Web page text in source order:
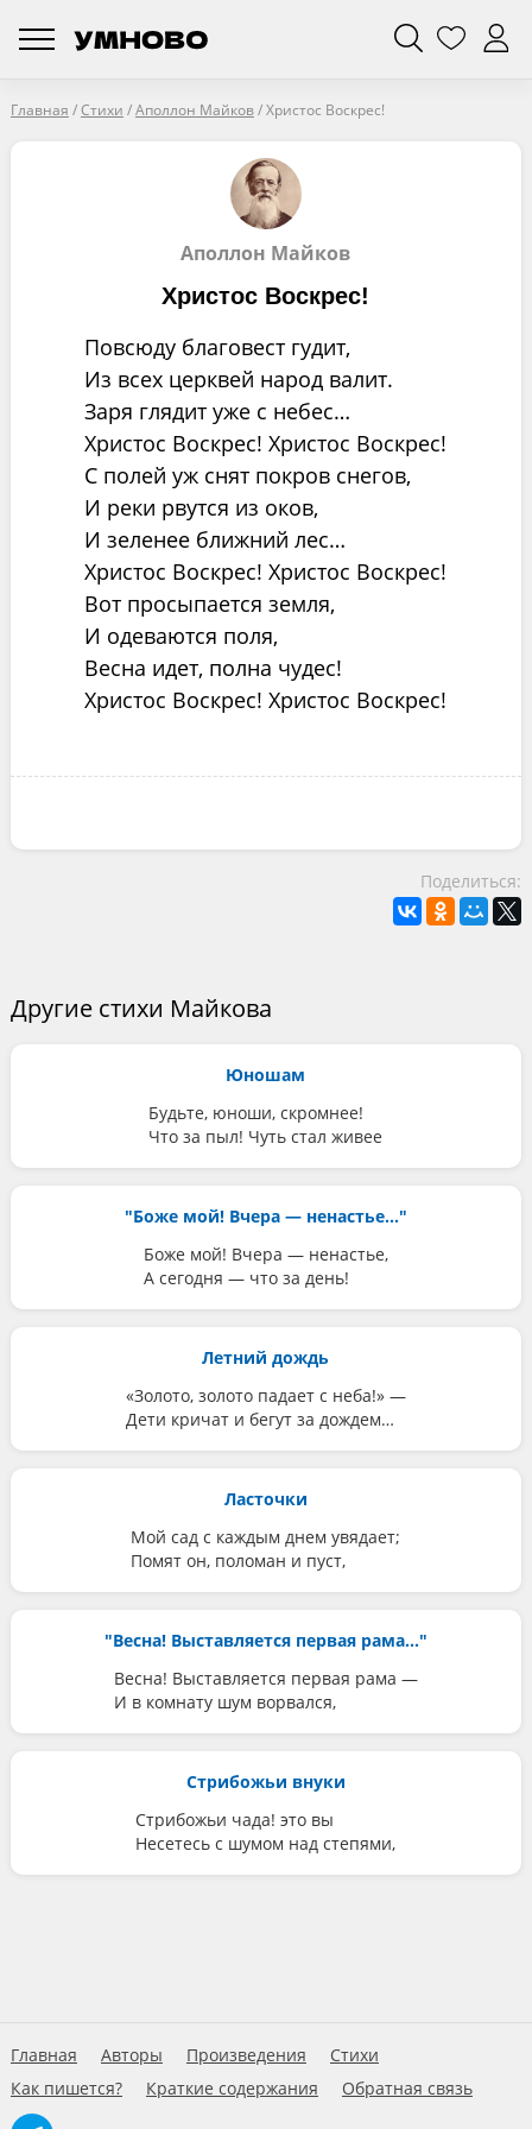
Главная /Стихи /Аполлон Майков/Христос Воскрес!
Аполлон Майков
Христос Воскрес!
Повсюду благовест гудит,
Из всех церквей народ валит.
Заря глядит уже с небес…
Христос Воскрес! Христос Воскрес!
С полей уж снят покров снегов,
И реки рвутся из оков,
И зеленее ближний лес…
Христос Воскрес! Христос Воскрес!
Вот просыпается земля,
И одеваются поля,
Весна идет, полна чудес!
Христос Воскрес! Христос Воскрес!
Поделиться:
Другие стихи Майкова
Юношам
Будьте, юноши, скромнее!
Что за пыл! Чуть стал живее
"Боже мой! Вчера — ненастье..."
Боже мой! Вчера — ненастье,
А сегодня — что за день!
Летний дождь
«Золото, золото падает с неба!» —
Дети кричат и бегут за дождем…
Ласточки
Мой сад с каждым днем увядает;
Помят он, поломан и пуст,
"Весна! Выставляется первая рама..."
Весна! Выставляется первая рама —
И в комнату шум ворвался,
Стрибожьи внуки
Стрибожьи чада! это вы
Несетесь с шумом над степями,
Главная Авторы Произведения
Стихи
Как пишется?
Краткие содержания Обратная связь